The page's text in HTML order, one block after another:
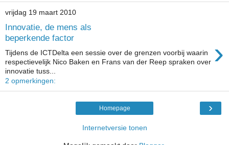
vrijdag 19 maart 2010
Innovatie, de mens als
beperkende factor
›
Tijdens de ICTDelta een sessie over de grenzen voorbij waarin
respectievelijk Nico Baken en Frans van der Reep spraken over
innovatie tuss...
2 opmerkingen:
›
Homepage
Internetversie tonen